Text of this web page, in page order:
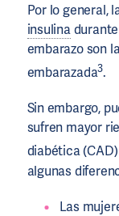
Por lo general,
insulinadurante
embarazo son
embarazada3.
Sin embargo,
sufren mayor
diabética
algunas
Las